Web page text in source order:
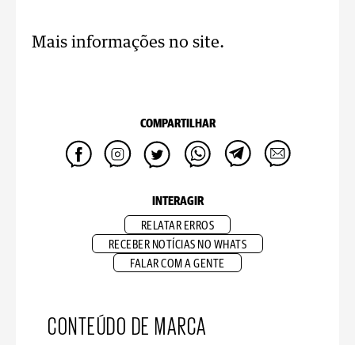
Mais informações no site.
COMPARTILHAR
INTERAGIR
RELATAR ERROS
RECEBER NOTÍCIAS NO WHATS
FALAR COM A GENTE
CONTEÚDO DE MARCA